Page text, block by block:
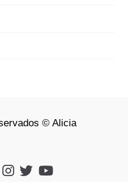
© Alicia